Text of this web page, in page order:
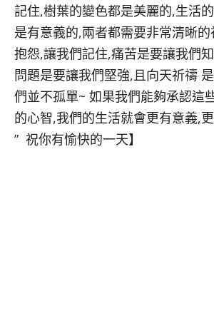
記住,樹葉的變色都是美麗的,生活
是有意義的,兩者都需要非常清晰
抱怨,讓我們記住,痛苦是要讓我們
問題是要讓我們堅強,且向天祈禱
們並不孤單~ 如果我們能夠承認這
的心智,我們的生活就會更有意義,
” 祝你有愉快的一天】